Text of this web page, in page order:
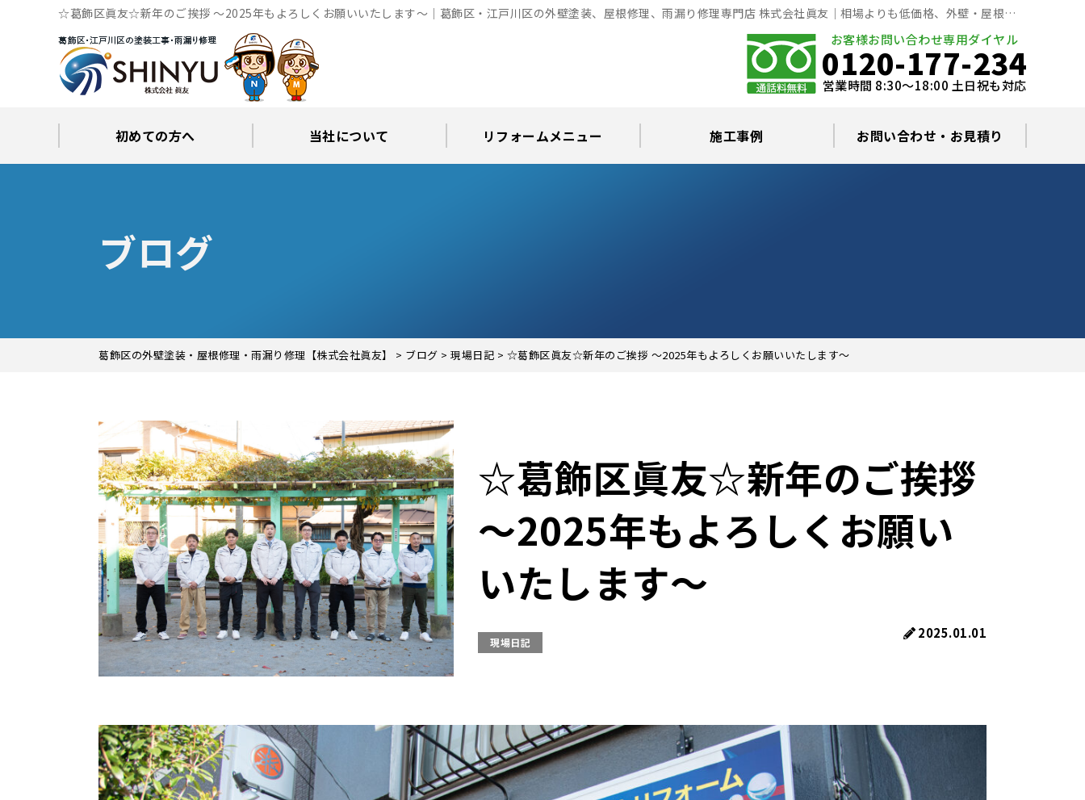
☆葛飾区眞友☆新年のご挨拶 ～2025年もよろしくお願いいたします～｜葛飾区・江戸川区の外壁塗装、屋根修理、雨漏り修理専門店 株式会社眞友｜相場よりも低価格、外壁・屋根の
お客様お問い合わせ専用ダイヤル
0120-177-234
営業時間 8:30～18:00 土日祝も対応
初めての方へ 当社について リフォームメニュー 施工事例 お問い合わせ・お見積り
ブログ
葛飾区の外壁塗装・屋根修理・雨漏り修理【株式会社眞友】 > ブログ > 現場日記 > ☆葛飾区眞友☆新年のご挨拶 ～2025年もよろしくお願いいたします～
☆葛飾区眞友☆新年のご挨拶
～2025年もよろしくお願い
いたします～
現場日記
2025.01.01